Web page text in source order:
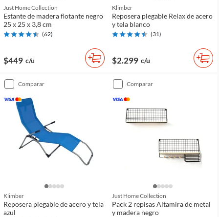
Just Home Collection
Estante de madera flotante negro
25 x 25 x 3,8 cm
(62)
$449 c/u
Klimber
Reposera plegable Relax de acero
y tela blanco
(31)
$2.299 c/u
comparar
Klimber
Reposera plegable de acero y tela
azul
comparar
Just Home Collection
Pack 2 repisas Altamira de metal
y madera negro